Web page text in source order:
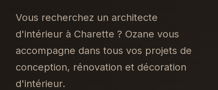
Vous recherchez un architecte
d'intérieur à Charette ? Ozane vous
accompagne dans tous vos projets de
conception, rénovation et décoration
d'intérieur.